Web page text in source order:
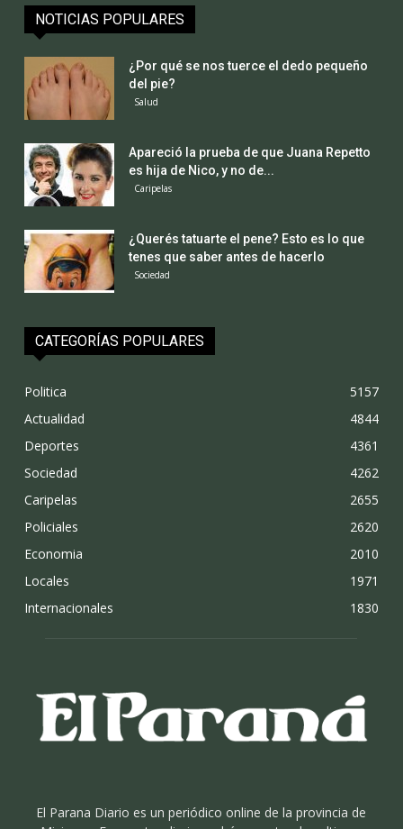
NOTICIAS POPULARES
¿Por qué se nos tuerce el dedo pequeño
del pie?
Salud
Apareció la prueba de que Juana Repetto
es hija de Nico, y no de...
Caripelas
¿Querés tatuarte el pene? Esto es lo que
tenes que saber antes de hacerlo
Sociedad
CATEGORÍAS POPULARES
Politica
5157
Actualidad
4844
Deportes
4361
Sociedad
4262
Caripelas
2655
Policiales
2620
Economia
2010
Locales
1971
Internacionales
1830
El Parana Diario es un periódico online de la provincia de